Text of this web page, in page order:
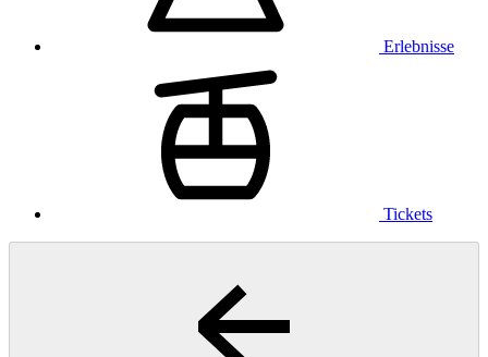
Erlebnisse
Tickets